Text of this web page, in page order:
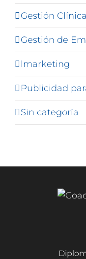
Gestión Clínica
Gestión de
lmarketing
Publicidad
Sin categoría